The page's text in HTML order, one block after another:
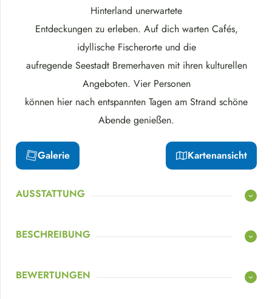
Hinterland unerwartete
Entdeckungen zu erleben. Auf dich warten Cafés,
idyllische Fischerorte und die
aufregende Seestadt Bremerhaven mit ihren kulturellen
Angeboten. Vier Personen
können hier nach entspannten Tagen am Strand schöne
Abende genießen.
Galerie Kartenansicht
AUSSTATTUNG
BESCHREIBUNG
BEWERTUNGEN